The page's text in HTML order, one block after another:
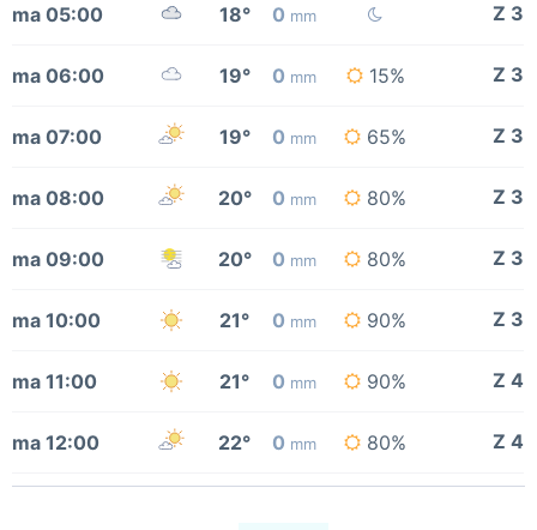
ma 05:00 18° 0 mm Z 3
ma 06:00 19° 0 mm 15% Z 3
ma 07:00 19° 0 mm 65% Z 3
ma 08:00 20° 0 mm 80% Z 3
ma 09:00 20° 0 mm 80% Z 3
ma 10:00 21° 0 mm 90% Z 3
ma 11:00 21° 0 mm 90% Z 4
ma 12:00 22° 0 mm 80% Z 4